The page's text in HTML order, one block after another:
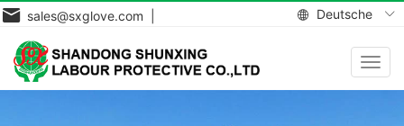
Deutsche
sales@sxglove.com |